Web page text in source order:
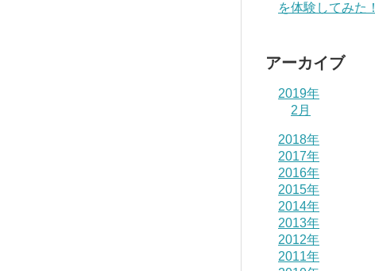
を体験してみた！
アーカイブ
2019年
2月
2018年
2017年
2016年
2015年
2014年
2013年
2012年
2011年